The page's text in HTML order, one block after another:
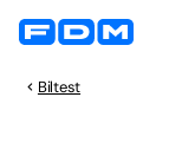
Biltest